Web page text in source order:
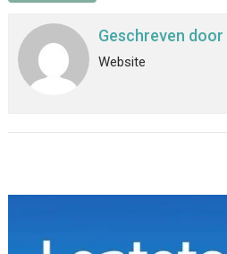
Geschreven door
Website